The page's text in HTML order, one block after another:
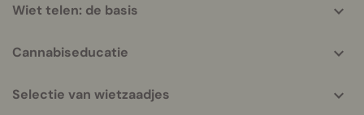
Wiet telen: de basis
Cannabiseducatie
Selectie van wietzaadjes